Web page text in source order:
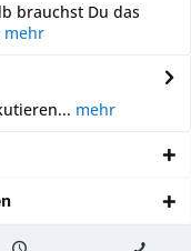
brauchst Du das
mehr
mehr